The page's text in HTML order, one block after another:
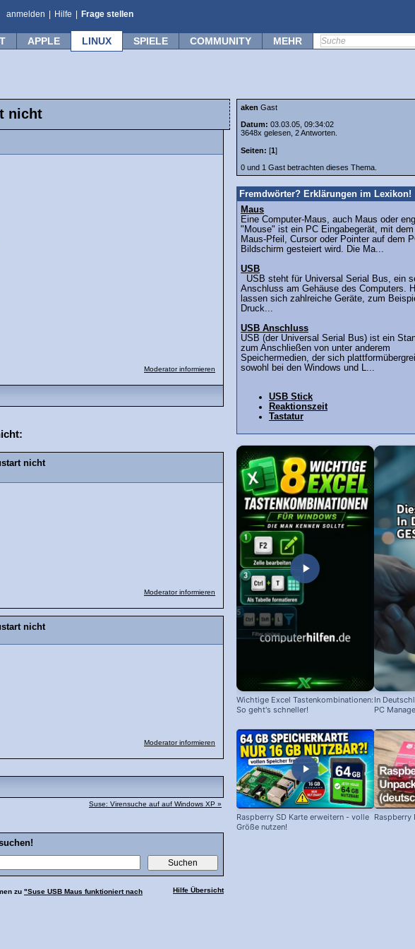
anmelden Hilfe Frage stellen
APPLE LINUX SPIELE COMMUNITY MEHR
nicht
Moderator informieren
nicht
Moderator informieren
nicht
Moderator informieren
Suse: Virensuche auf auf Windows XP »
Hilfe Übersicht
zu "Suse USB Maus funktioniert nach
aken Gast
Datum: 03.03.05, 09:34:02
3648x gelesen, 2 Antworten.
Seiten: [1]
0 und 1 Gast betrachten dieses Thema.
Fremdwörter? Erklärungen im Lexikon!
Maus
Eine Computer-Maus, auch Maus oder
"Mouse" ist ein PC Eingabegerät, mit dem
Maus-Pfeil, Cursor oder Pointer auf dem
Bildschirm gesteiert wird. Die Ma...
USB
USB steht für Universal Serial Bus, ein
Anschluss am Gehäuse des Computers.
lassen sich zahlreiche Geräte, zum
Druck...
USB Anschluss
USB (der Universal Serial Bus) ist ein
zum Anschließen von unter anderem
Speichermedien, der sich
sowohl bei den Windows und L...
USB Stick
Reaktionszeit
Tastatur
Wichtige Excel Tastenkombinationen:
So geht's schneller!
In
PC
Raspberry SD Karte erweitern - volle
Größe nutzen!
Raspberry